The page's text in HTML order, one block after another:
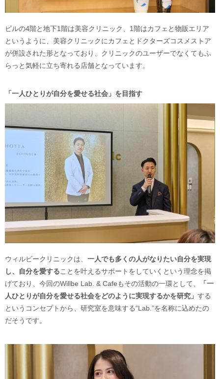
ビルの4階と地下1階は美容クリニック、1階はカフェと物販エリア
というように、美容クリニックにカフェとドクターズコスメストア
が併設された形となっており、クリニックのユーザーでなくてもふ
らっと気軽に立ち寄れる店舗となっています。
「一人ひとりが自分を愛せる社会」を目指す
ウィルビークリニックは、 一人でも多くの人がなりたい自分を実現
し、自分を愛することを叶えるサポートをしていくという理念を掲
げており、今回のWillbe Lab. & Cafeもその活動の一環として、
「一
人ひとりが自分を愛せる社会をどのように実現するかを研究」 する
というコンセプトから、研究室を意味する“Lab.”を名称に込めたの
だそうです。